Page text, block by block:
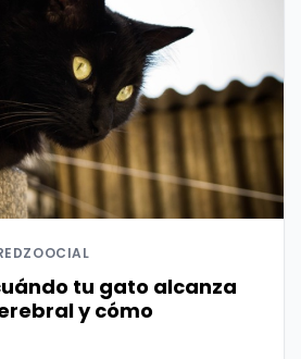
tu gato alcanza
y cómo